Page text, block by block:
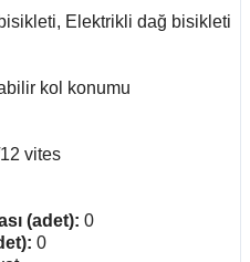
Elektrikli dağ bisikleti
kol konumu
vites
(adet): 0
0